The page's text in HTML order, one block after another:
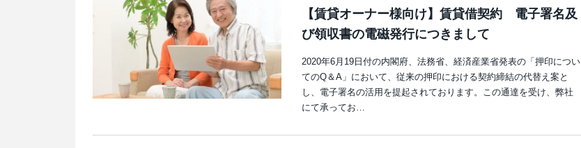
【賃貸オーナー様向け】賃貸借契約 電子署名及
び領収書の電磁発行につきまして
2020年6月19日付の内閣府、法務省、経済産業省発表の「押印につい
てのQ＆A」において、従来の押印における契約締結の代替え案と
し、電子署名の活用を提起されております。この通達を受け、弊社
にて承ってお…